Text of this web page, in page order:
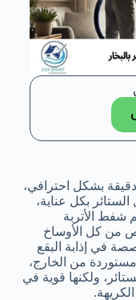
بشكل احترافي،
بكل عناية،
شفط الأتربة
من كل الأوساخ
في إذابة البقع
من الخارج،
ولكنها قوية في